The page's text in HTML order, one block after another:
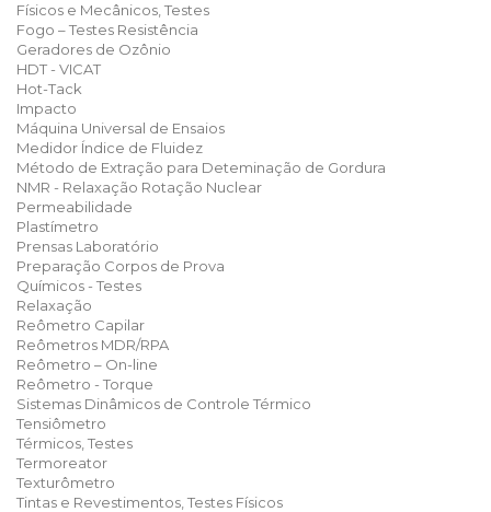
Físicos e Mecânicos, Testes
Fogo – Testes Resistência
Geradores de Ozônio
HDT - VICAT
Hot-Tack
Impacto
Máquina Universal de Ensaios
Medidor Índice de Fluidez
Método de Extração para Deteminação de Gordura
NMR - Relaxação Rotação Nuclear
Permeabilidade
Plastímetro
Prensas Laboratório
Preparação Corpos de Prova
Químicos - Testes
Relaxação
Reômetro Capilar
Reômetros MDR/RPA
Reômetro – On-line
Reômetro - Torque
Sistemas Dinâmicos de Controle Térmico
Tensiômetro
Térmicos, Testes
Termoreator
Texturômetro
Tintas e Revestimentos, Testes Físicos